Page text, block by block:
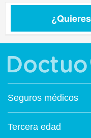
Seguros médicos
Tercera edad